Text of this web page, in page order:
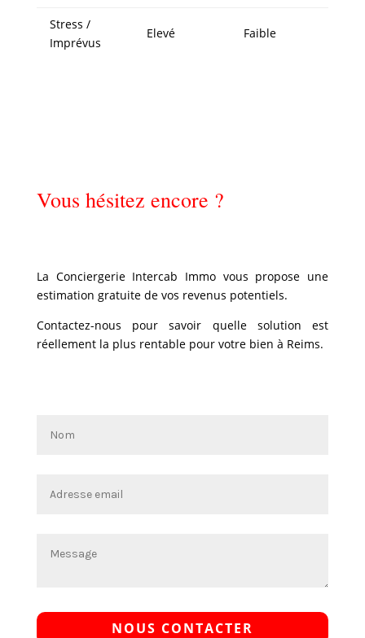
Stress /
Imprévus
Elevé Faible
Vous hésitez encore ?
La Conciergerie Intercab Immo vous propose une
estimation gratuite de vos revenus potentiels.
Contactez-nous pour savoir quelle solution est
réellement la plus rentable pour votre bien à Reims.
NOUS CONTACTER